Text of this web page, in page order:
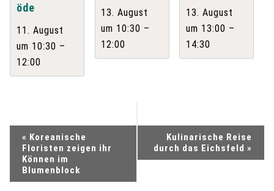
öde
11. August
um 10:30 –
12:00
13. August
um 10:30 –
12:00
13. August
um 13:00 –
14:30
« Koreanische
Floristen zeigen ihr
Können im
Blumenblock
Kulinarische Reise
durch das Eichsfeld »